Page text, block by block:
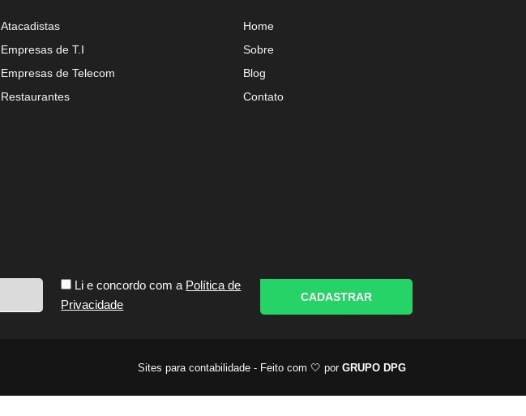
Atacadistas
Empresas de T.I
Empresas de Telecom
Restaurantes
Home
Sobre
Blog
Contato
Li e concordo com a Política de
Privacidade
CADASTRAR
Sites para contabilidade - Feito com 🤍 por GRUPO DPG